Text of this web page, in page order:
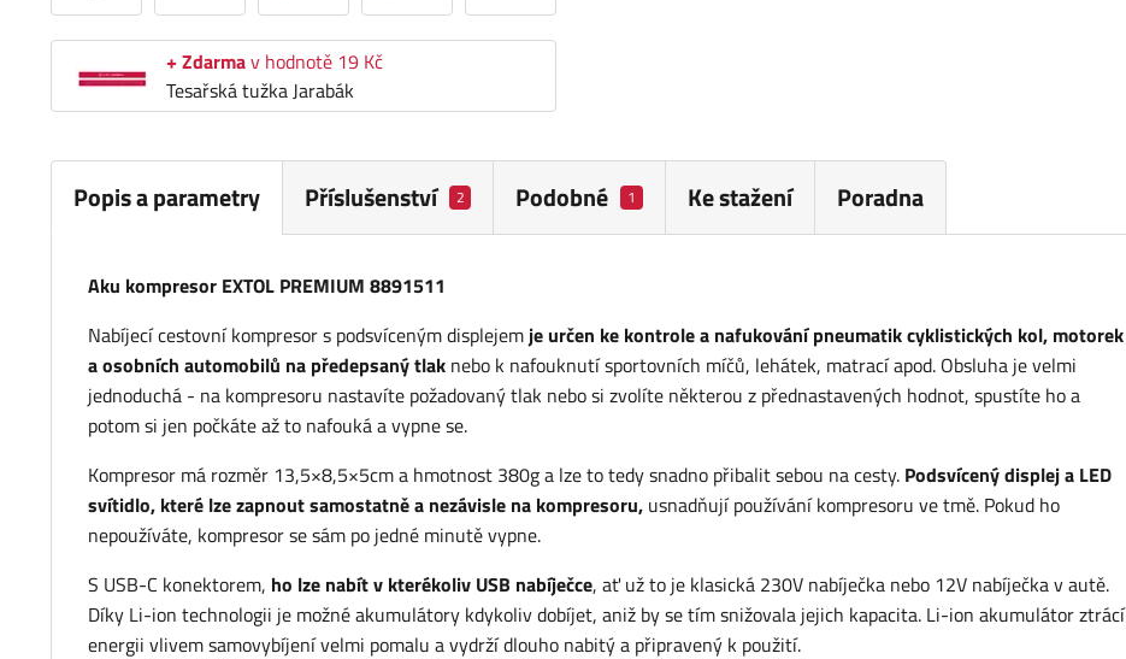
+ Zdarmav hodnotě 19 Kč
Tesařská tužka Jarabák
Popis a parametry Příslušenství 2 Podobné 1 Ke stažení Poradna
Aku kompresor EXTOL PREMIUM 8891511
Nabíjecí cestovní kompresor s podsvíceným displejemje určen ke kontrole a nafukování pneumatik cyklistických kol, motorek
a osobních automobilů na předepsaný tlak nebo k nafouknutí sportovních míčů, lehátek, matrací apod. Obsluha je velmi
jednoduchá - na kompresoru nastavíte požadovaný tlak nebo si zvolíte některou z přednastavených hodnot, spustíte ho a
potom si jen počkáte až to nafouká a vypne se.
Kompresor má rozměr 13,5×8,5×5cm a hmotnost 380g a lze to tedy snadno přibalit sebou na cesty. Podsvícený displej a LED
svítidlo, které lze zapnout samostatně a nezávisle na kompresoru, usnadňují používání kompresoru ve tmě. Pokud ho
nepoužíváte, kompresor se sám po jedné minutě vypne.
S USB-C konektorem, ho lze nabít v kterékoliv USB nabíječce, ať už to je klasická 230V nabíječka nebo 12V nabíječka v autě.
Díky Li-ion technologii je možné akumulátory kdykoliv dobíjet, aniž by se tím snižovala jejich kapacita. Li-ion akumulátor ztrácí
energii vlivem samovybíjení velmi pomalu a vydrží dlouho nabitý a připravený k použití.